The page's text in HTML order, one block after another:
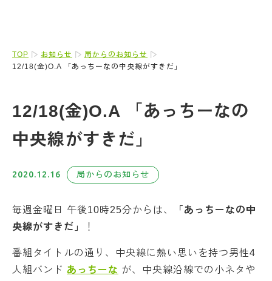
TOP お知らせ
局からのお知らせ
12/18(金)O.A 「あっちーなの中央線がすきだ」
12/18(金)O.A 「あっちーなの
中央線がすきだ」
2020.12.16 局からのお知らせ
毎週金曜日 午後10時25分からは、
「あっちーなの中
央線がすきだ」
！
番組タイトルの通り、中央線に熱い思いを持つ男性4
人組バンド あっちーな が、中央線沿線での小ネタや